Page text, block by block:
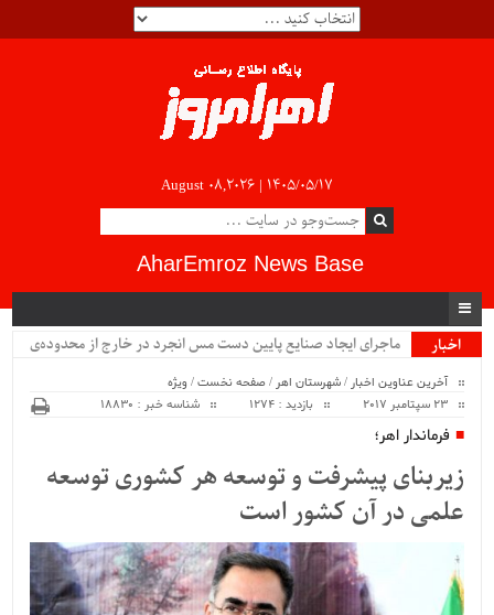
August 08,2026 | ۱۴۰۵/۰۵/۱۷
AharEmroz News Base
اخبار
ماجرای ایجاد صنایع پایین دست مس انجرد در خارج از محدوده‌ی
آخرین عناوین اخبار /شهرستان اهر /صفحه نخست/ ویژه
23 سپتامبر 2017
بازدید : 1274 شناسه خبر : 18830
فرماندار اهر؛
زیربنای پیشرفت و توسعه هر کشوری توسعه
علمی در آن کشور است